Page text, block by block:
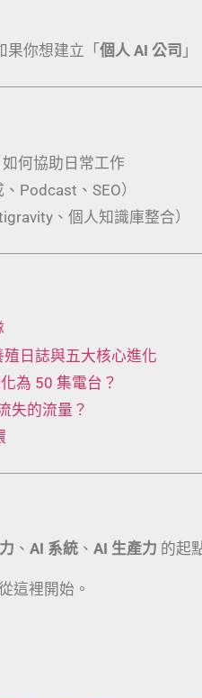
你想建立「 個人 AI 公司
如何協助日常工作
Podcast、SEO）
、個人知識庫整合）
日誌與五大核心進化
為 50 集電台？
失的流量？
、 AI 系統 、 AI 生產力 的起
這裡開始。